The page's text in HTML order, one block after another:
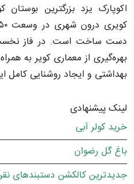
اکوپارک یزد بزرگترین
بهره‌گیری از معماری کویر به
بهداشتی و ایجاد روشنایی کامل
لینک پیشنهادی
خرید کولر آبی
باغ گل رضوان
جدیدترین کالکشن دستبندهای